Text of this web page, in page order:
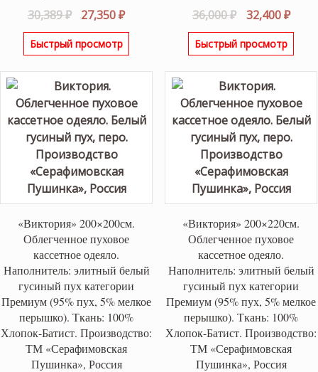
30,389₽
Первоначальная
цена
составляла
27,350₽Текущая
цена:
Быстрый просмотр
36,000₽
цена
составляла
32,400₽
Быстрый просмотр
«Виктория» 200×200см.
Облегченное пуховое
кассетное одеяло.
Наполнитель: элитный белый
гусиный пух категории
Премиум (95% пух, 5% мелкое
перышко). Ткань: 100%
Хлопок-Батист. Производство:
ТМ «Серафимовская
Пушинка», Россия
«Виктория» 200×220см.
Облегченное пуховое
кассетное одеяло.
Наполнитель: элитный белый
гусиный пух категории
Премиум (95% пух, 5% мелкое
перышко). Ткань: 100%
Хлопок-Батист. Производство:
ТМ «Серафимовская
Пушинка», Россия